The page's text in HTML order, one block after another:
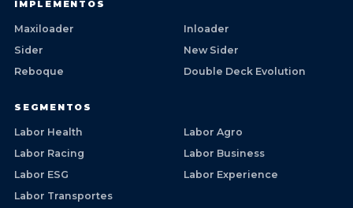
IMPLEMENTOS
Maxiloader
Inloader
Sider
New Sider
Reboque
Double Deck Evolution
SEGMENTOS
Labor Health
Labor Agro
Labor Racing
Labor Business
Labor ESG
Labor Experience
Labor Transportes